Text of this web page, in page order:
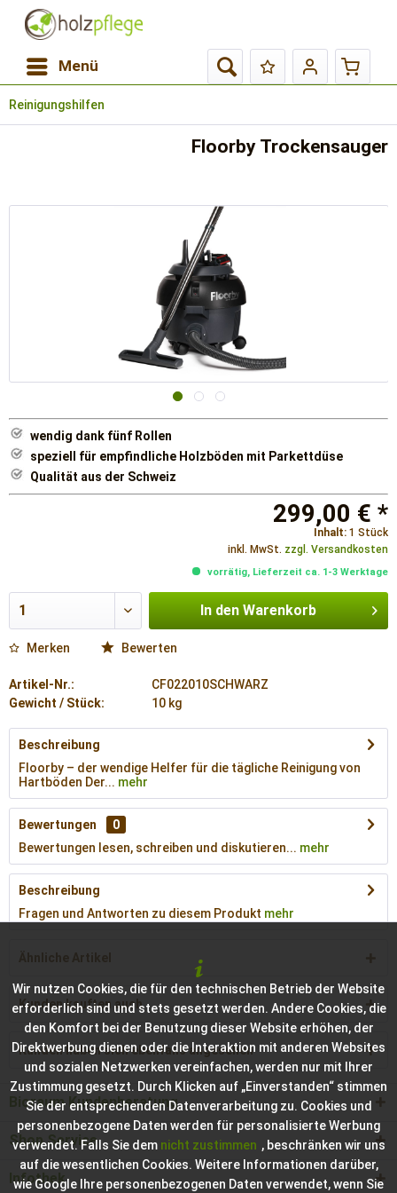
Menü
Reinigungshilfen
Floorby Trockensauger
wendig dank fünf Rollen
speziell für empfindliche Holzböden mit Parkettdüse
Qualität aus der Schweiz
299,00 € *
Inhalt: 1 Stück
inkl. MwSt. zzgl. Versandkosten
vorrätig, Lieferzeit ca. 1-3 Werktage
In den Warenkorb
Merken Bewerten
Artikel-Nr.:
CF022010SCHWARZ
Gewicht / Stück:
10 kg
Beschreibung
Floorby – der wendige Helfer für die tägliche Reinigung von
Hartböden Der... mehr
Bewertungen
0
Bewertungen lesen, schreiben und diskutieren... mehr
Beschreibung
Fragen und Antworten zu diesem Produkt mehr
Ähnliche Artikel
Kunden kauften auch
Kunden haben sich ebenfalls angesehen
Bioraum Kundenberatung
Shop Service
Infothek
Wir nutzen Cookies, die für den technischen Betrieb der Website
erforderlich sind und stets gesetzt werden. Andere Cookies, die
den Komfort bei der Benutzung dieser Website erhöhen, der
Direktwerbung dienen oder die Interaktion mit anderen Websites
und sozialen Netzwerken vereinfachen, werden nur mit Ihrer
Zustimmung gesetzt. Durch Klicken auf „Einverstanden“ stimmen
Sie der entsprechenden Datenverarbeitung zu. Cookies und
personenbezogene Daten werden für personalisierte Werbung
verwendet. Falls Sie dem nicht zustimmen , beschränken wir uns
auf die wesentlichen Cookies. Weitere Informationen darüber,
wie Google Ihre personenbezogenen Daten verwendet, wenn Sie